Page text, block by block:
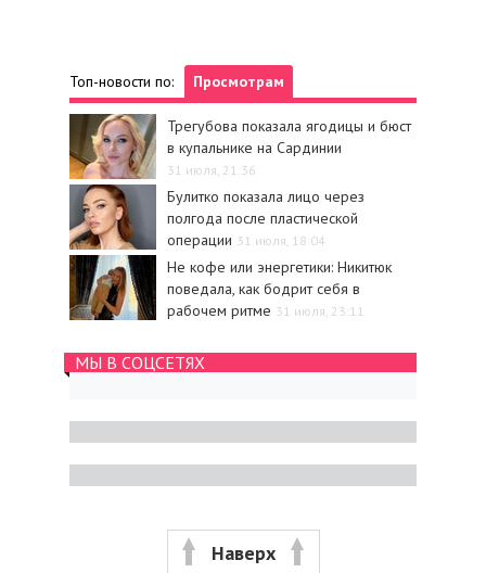
Топ-новости по: Просмотрам
Трегубова показала ягодицы и бюст
в купальнике на Сардинии
31 июля, 21:36
Булитко показала лицо через
полгода после пластической
операции 31 июля, 18:04
Не кофе или энергетики: Никитюк
поведала, как бодрит себя в
рабочем ритме 31 июля, 23:11
МЫ В СОЦСЕТЯХ
Наверх